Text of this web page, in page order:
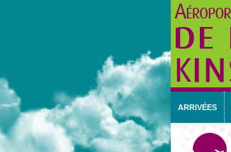
ARRIVÉES